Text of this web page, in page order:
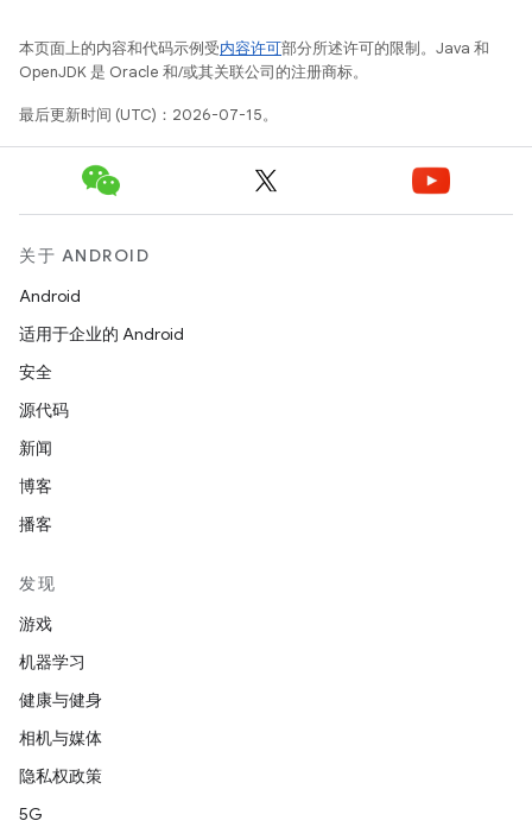
本页面上的内容和代码示例受内容许可部分所述许可的限制。Java 和
OpenJDK 是 Oracle 和/或其关联公司的注册商标。
最后更新时间 (UTC)：2026-07-15。
关于 ANDROID
Android
适用于企业的 Android
安全
源代码
新闻
博客
播客
发现
游戏
机器学习
健康与健身
相机与媒体
隐私权政策
5G